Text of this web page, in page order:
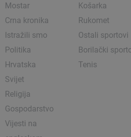
Mostar
Crna kronika
Istražili smo
Politika
Hrvatska
Svijet
Religija
Gospodarstvo
Vijesti na
Košarka
Rukomet
Ostali sportovi
Borilački
Tenis